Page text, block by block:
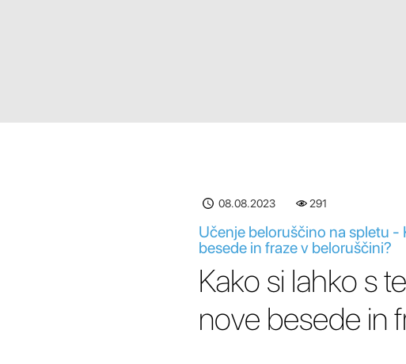
08.08.2023 291
Učenje beloruščino na spletu
besede in fraze v beloruščini?
Kako si lahko s
nove besede in